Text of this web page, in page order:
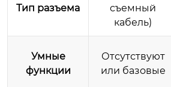
Тип разъема
съемный
кабель)
Умные
функции
Отсутствуют
или базовые